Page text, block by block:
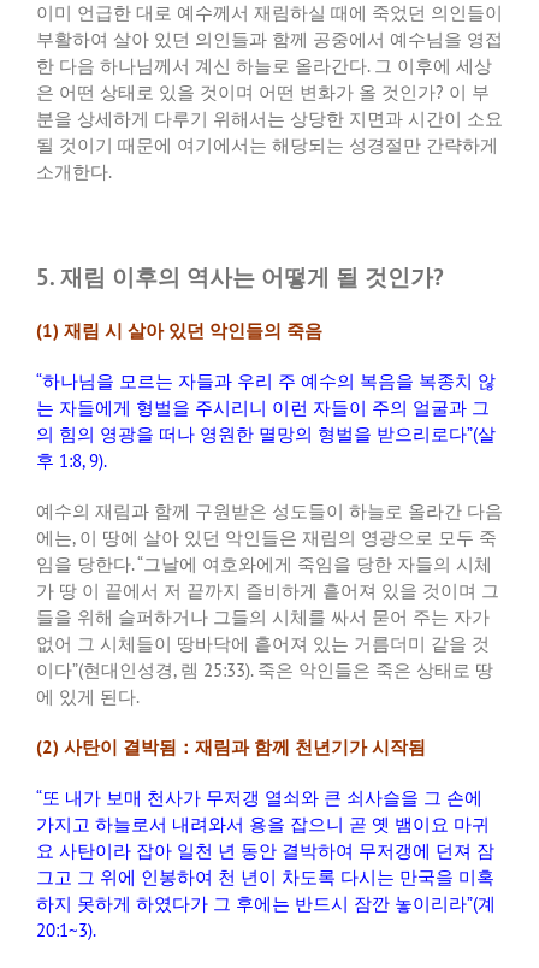
이미 언급한 대로 예수께서 재림하실 때에 죽었던 의인들이
부활하여 살아 있던 의인들과 함께 공중에서 예수님을 영접
한 다음 하나님께서 계신 하늘로 올라간다. 그 이후에 세상
은 어떤 상태로 있을 것이며 어떤 변화가 올 것인가? 이 부
분을 상세하게 다루기 위해서는 상당한 지면과 시간이 소요
될 것이기 때문에 여기에서는 해당되는 성경절만 간략하게
소개한다.
5. 재림 이후의 역사는 어떻게 될 것인가?
(1) 재림 시 살아 있던 악인들의 죽음
“하나님을 모르는 자들과 우리 주 예수의 복음을 복종치 않
는 자들에게 형벌을 주시리니 이런 자들이 주의 얼굴과 그
의 힘의 영광을 떠나 영원한 멸망의 형벌을 받으리로다”(살
후 1:8, 9).
예수의 재림과 함께 구원받은 성도들이 하늘로 올라간 다음
에는, 이 땅에 살아 있던 악인들은 재림의 영광으로 모두 죽
임을 당한다. “그날에 여호와에게 죽임을 당한 자들의 시체
가 땅 이 끝에서 저 끝까지 즐비하게 흩어져 있을 것이며 그
들을 위해 슬퍼하거나 그들의 시체를 싸서 묻어 주는 자가
없어 그 시체들이 땅바닥에 흩어져 있는 거름더미 같을 것
이다”(현대인성경, 렘 25:33). 죽은 악인들은 죽은 상태로 땅
에 있게 된다.
(2) 사탄이 결박됨：재림과 함께 천년기가 시작됨
“또 내가 보매 천사가 무저갱 열쇠와 큰 쇠사슬을 그 손에
가지고 하늘로서 내려와서 용을 잡으니 곧 옛 뱀이요 마귀
요 사탄이라 잡아 일천 년 동안 결박하여 무저갱에 던져 잠
그고 그 위에 인봉하여 천 년이 차도록 다시는 만국을 미혹
하지 못하게 하였다가 그 후에는 반드시 잠깐 놓이리라”(계
20:1~3).